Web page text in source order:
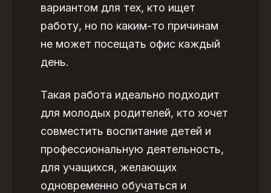
вариантом для тех, кто ищет
работу, но по каким-то причинам
не может посещать офис каждый
день.
Такая работа идеально подходит
для молодых родителей, кто хочет
совместить воспитание детей и
профессиональную деятельность,
для учащихся, желающих
одновременно обучаться и